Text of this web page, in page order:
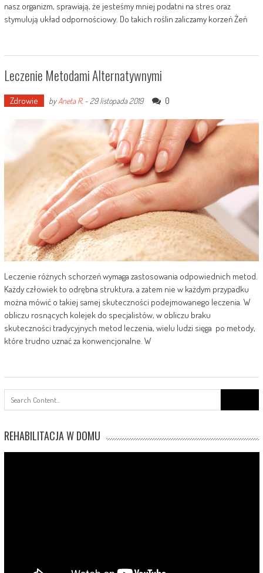
nasz organizm, sprawiają, że jesteśmy mniej podatni na stres oraz
stymulują układ odpornościowy. Do takich roślin zaliczamy korzeń Żeń
Leczenie Metodami Alternatywnymi
Zdrowie byAneta R.- 29 listopada 2019 0
Leczenie różnych schorzeń wymaga zastosowania odpowiednich metod.
Każdy człowiek to odrębna struktura, a zatem nie w każdym przypadku
można mówić o takiej samej skuteczności podejmowanego leczenia. W
obliczu rosnących kolejek do specjalistów, w obliczu braku
skuteczności tradycyjnych metod leczenia, wielu ludzi sięga po metody,
które trudno uznać za konwencjonalne. W
REHABILITACJA W DOMU